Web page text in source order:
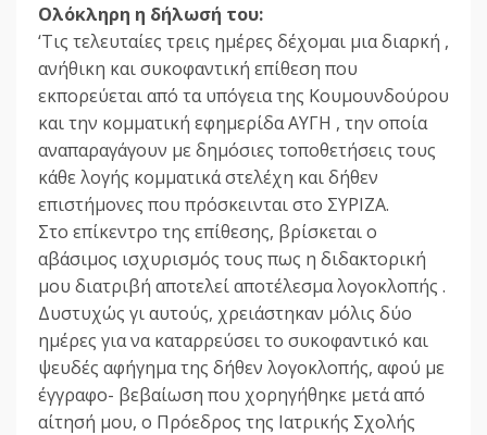
Ολόκληρη η δήλωσή του:
‘Τις τελευταίες τρεις ημέρες δέχομαι μια διαρκή ,
ανήθικη και συκοφαντική επίθεση που
εκπορεύεται από τα υπόγεια της Κουμουνδούρου
και την κομματική εφημερίδα ΑΥΓΗ , την οποία
αναπαραγάγουν με δημόσιες τοποθετήσεις τους
κάθε λογής κομματικά στελέχη και δήθεν
επιστήμονες που πρόσκεινται στο ΣΥΡΙΖΑ.
Στο επίκεντρο της επίθεσης, βρίσκεται ο
αβάσιμος ισχυρισμός τους πως η διδακτορική
μου διατριβή αποτελεί αποτέλεσμα λογοκλοπής .
Δυστυχώς γι αυτούς, χρειάστηκαν μόλις δύο
ημέρες για να καταρρεύσει το συκοφαντικό και
ψευδές αφήγημα της δήθεν λογοκλοπής, αφού με
έγγραφο- βεβαίωση που χορηγήθηκε μετά από
αίτησή μου, ο Πρόεδρος της Ιατρικής Σχολής